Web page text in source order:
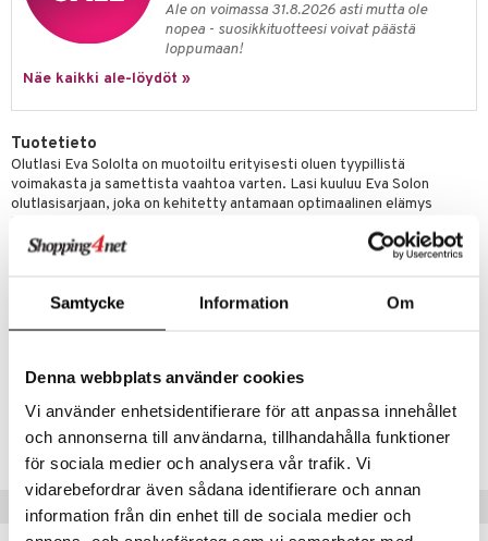
Samtycke Information Om
Denna webbplats använder cookies
Vi använder enhetsidentifierare för att anpassa innehållet
och annonserna till användarna, tillhandahålla funktioner
för sociala medier och analysera vår trafik. Vi
vidarebefordrar även sådana identifierare och annan
information från din enhet till de sociala medier och
Ale on voimassa 31.8.2026 asti mutta ole
nopea - suosikkituotteesi voivat päästä
loppumaan!
Näe kaikki ale-löydöt »
Tuotetieto
Olutlasi Eva Sololta on muotoiltu erityisesti oluen tyypillistä
voimakasta ja samettista vaahtoa varten. Lasi kuuluu Eva Solon
olutlasisarjaan, joka on kehitetty antamaan optimaalinen elämys
kaikentyyppisille oluille ja snapseille. Kaikki sarjan lasit on suunniteltu
yhteistyössä ammattipanimoiden kanssa jotta aromi, maku ja tuoksu
korostuvat lasin muotoilulla. Vino reuna antaa lasille ainutlaatuisen ja
Materiaali: Lasi
Koko: Korkeus: 14,5 cm
Tuotenumero
IAW20-1-XX
Vinkkejä sinulle
tarvikkeita
koristelu
säilytys
tekstiilit
& Tyynyliinat
& Peitot
& Koukut
& Veistokset
& Lyhdyt
& Hyllyt
& Korit
tekstiilit
tekstiilit
& Tyynyliinat
& Peitot